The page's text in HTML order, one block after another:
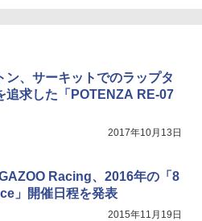
ン、サーキットでのラップタ
追求した「POTENZA RE-07
2017年10月13日
Racing、2016年の「8
」開催日程を発表
2015年11月19日